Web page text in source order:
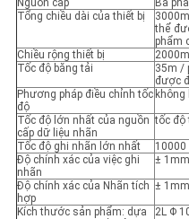
Nguồn cấp
Ba
Tổng chiều dài của thiết bị
thể
phẩm
Chiều rộng thiết bị
Tốc độ băng tải
35m /
được
Phương pháp điều chỉnh tốc
độ
không
Tốc độ lớn nhất của nguồn
cấp dữ liệu nhãn
tốc độ
Tốc độ ghi nhãn lớn nhất
10000
Độ chính xác của việc ghi
nhãn
± 1mm
Độ chính xác của Nhãn tích
hợp
± 1mm
Kích thước sản phẩm: dựa
2L Φ